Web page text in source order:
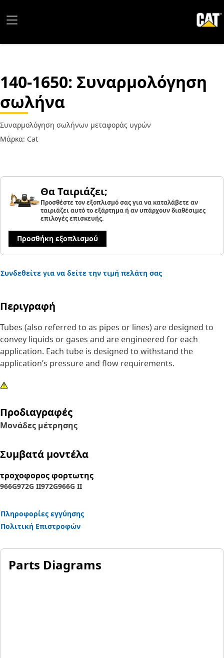
140-1650: Συναρμολόγηση
σωλήνα
Συναρμολόγηση σωλήνων μεταφοράς υγρών
Μάρκα: Cat
Θα Ταιριάζει;
Προσθέστε τον εξοπλισμό σας για να καταλάβετε αν
ταιριάζει αυτό το εξάρτημα ή αν υπάρχουν διαθέσιμες
επιλογές επισκευής.
Προσθήκη εξοπλισμού
Συνδεθείτε για να δείτε την τιμή πελάτη σας
Περιγραφή
Tubes (also referred to as pipes or lines) are designed to
convey liquids or gases and are engineered for each
application. Each tube is designed to withstand the
application’s pressure and flow requirements.
Προδιαγραφές
Μονάδες μέτρησης
Συμβατά μοντέλα
τροχοφορος φορτωτης
966G972G II972G966G II
Πληροφορίες εγγύησης
Πολιτική Επιστροφών
Parts Diagrams